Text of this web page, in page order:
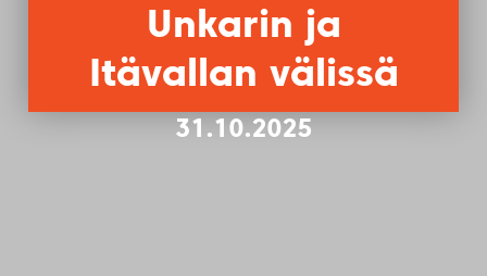
Unkarin ja
Itävallan välissä
31.10.2025